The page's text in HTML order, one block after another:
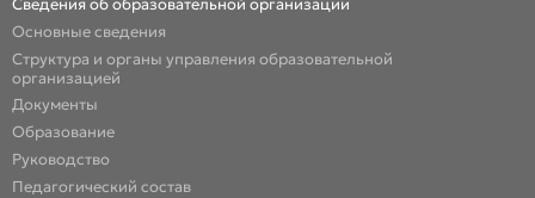
Сведения об образовательной организации
Основные сведения
Структура и органы управления образовательной
организацией
Документы
Образование
Руководство
Педагогический состав